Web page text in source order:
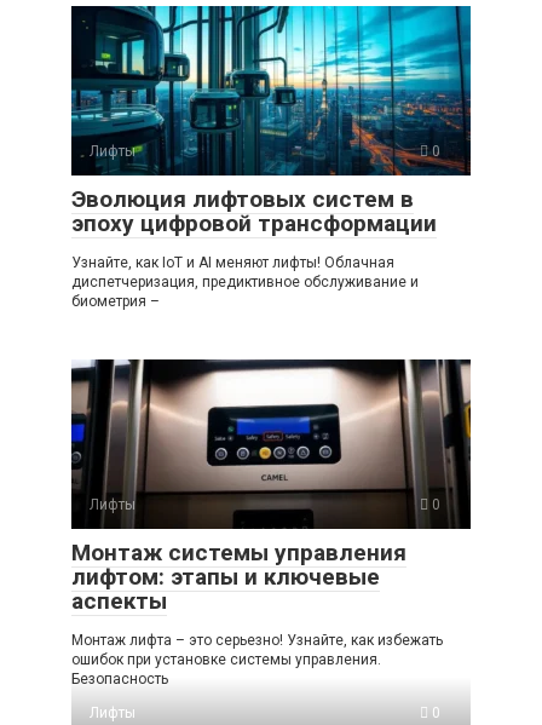
Лифты 0
Эволюция лифтовых систем в
эпоху цифровой трансформации
Узнайте, как IoT и AI меняют лифты! Облачная
диспетчеризация, предиктивное обслуживание и
биометрия –
Лифты 0
Монтаж системы управления
лифтом: этапы и ключевые
аспекты
Монтаж лифта – это серьезно! Узнайте, как избежать
ошибок при установке системы управления.
Безопасность
Лифты
0